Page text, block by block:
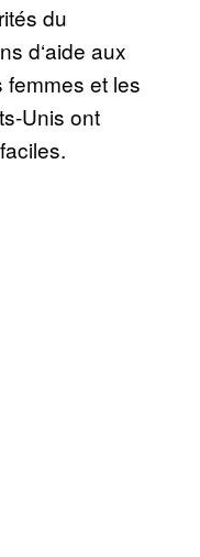
és du
d‘aide aux
femmes et les
Unis ont